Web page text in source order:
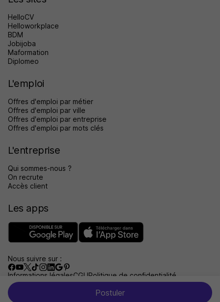
Postuler
HelloCV
Helloworkplace
BDM
Jobijoba
Maformation
Diplomeo
L'emploi
Offres d'emploi par métier
Offres d'emploi par ville
Offres d'emploi par entreprise
Offres d'emploi par mots clés
L'entreprise
Qui sommes-nous ?
On recrute
Accès client
Les apps
Nous suivre sur :
Informations légalesCGUPolitique de confidentialité
Gérer les traceursAccessibilité : non conforme
Aide et contact